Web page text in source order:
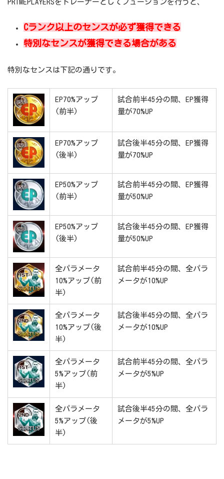
PRIMEPLAYERSをトレーナーとしてフュージョンを行うと、
Cランク以上のセンスが必ず獲得できる
特別なセンスが獲得できる場合がある
特別なセンスは下記の通りです。
EP70%アップ
(前半)
試合前半45分の間、EP獲得
量が70%UP
EP70%アップ
(後半)
試合後半45分の間、EP獲得
量が70%UP
EP50%アップ
(前半)
試合前半45分の間、EP獲得
量が50%UP
EP50%アップ
(後半)
試合後半45分の間、EP獲得
量が50%UP
全パラメータ
10%アップ(前
半)
試合前半45分の間、全パラ
メータが10%UP
全パラメータ
10%アップ(後
半)
試合後半45分の間、全パラ
メータが10%UP
全パラメータ
5%アップ(前
半)
試合前半45分の間、全パラ
メータが5%UP
全パラメータ
5%アップ(後
半)
試合後半45分の間、全パラ
メータが5%UP